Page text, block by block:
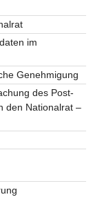
im
Genehmigung
des Post-
den Nationalrat –